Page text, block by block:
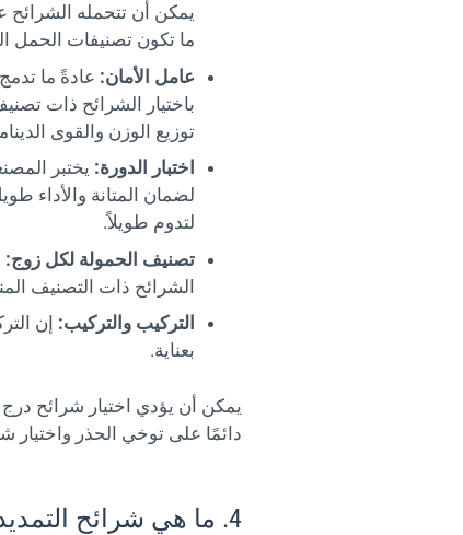
يمكن أن تتحمله الشرائح
ما تكون تصنيفات الحمل
عامل الأمان: عادةً ما
توزيع الوزن والقوى
اختبار الدورة: يختبر
لضمان المتانة والأداء
لتدوم طويلاً.
تصنيف الحمولة لكل زوج:
الشرائح ذات التصنيف
التركيب والتركيب: إن
بعناية.
يمكن أن يؤدي اختيار شرائح
دائمًا على توخي الحذر
4. ما هي شرائح التمديد الكامل ولماذا هي مهمة لهيكل الخادم؟